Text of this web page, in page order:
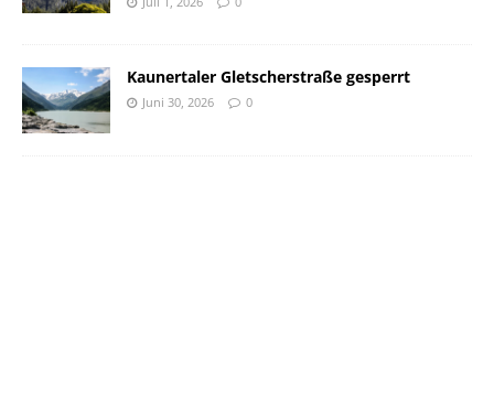
Kaunertaler Gletscherstraße gesperrt
Juni 30, 2026 0